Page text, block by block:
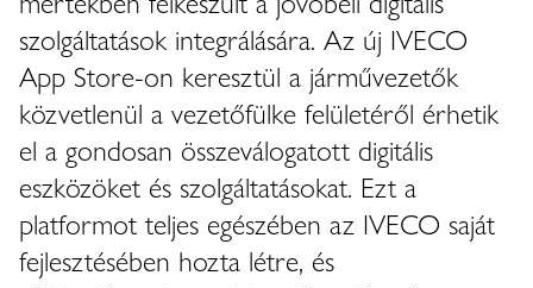
szolgáltatások integrálására. Az új IVECO
App Store-on keresztül a járművezetők
közvetlenül a vezetőfülke felületéről érhetik
el a gondosan összeválogatott digitális
eszközöket és szolgáltatásokat. Ezt a
platformot teljes egészében az IVECO saját
fejlesztésében hozta létre, és